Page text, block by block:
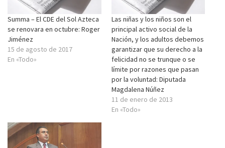
Summa – El CDE del Sol Azteca
se renovara en octubre: Roger
Jiménez
15 de agosto de 2017
En «Todo»
Las niñas y los niños son el
principal activo social de la
Nación, y los adultos debemos
garantizar que su derecho a la
felicidad no se trunque o se
límite por razones que pasan
por la voluntad: Diputada
Magdalena Núñez
11 de enero de 2013
En «Todo»